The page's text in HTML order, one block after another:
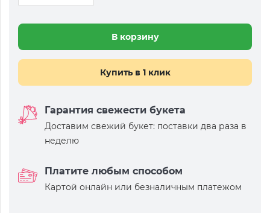
В корзину
Купить в 1 клик
Гарантия свежести букета
Доставим свежий букет: поставки два раза в
неделю
Платите любым способом
Картой онлайн или безналичным платежом